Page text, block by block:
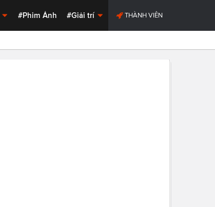
#Phim Ảnh #Giải trí THÀNH VIÊN